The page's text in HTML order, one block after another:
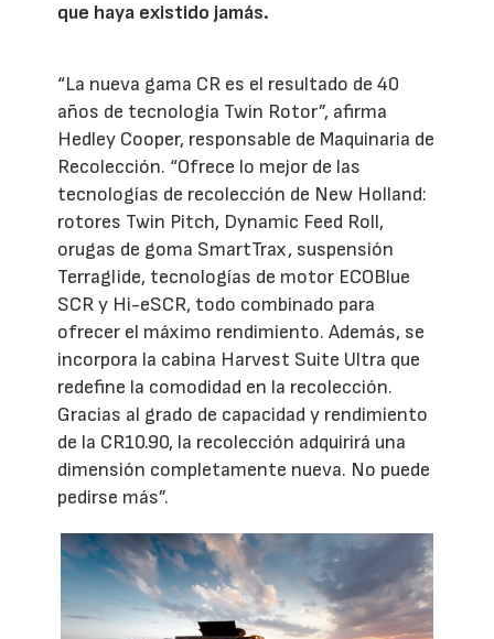
que haya existido jamás.
“La nueva gama CR es el resultado de 40
años de tecnología Twin Rotor”, afirma
Hedley Cooper, responsable de Maquinaria de
Recolección. “Ofrece lo mejor de las
tecnologías de recolección de New Holland:
rotores Twin Pitch, Dynamic Feed Roll,
orugas de goma SmartTrax, suspensión
Terraglide, tecnologías de motor ECOBlue
SCR y Hi-eSCR, todo combinado para
ofrecer el máximo rendimiento. Además, se
incorpora la cabina Harvest Suite Ultra que
redefine la comodidad en la recolección.
Gracias al grado de capacidad y rendimiento
de la CR10.90, la recolección adquirirá una
dimensión completamente nueva. No puede
pedirse más”.